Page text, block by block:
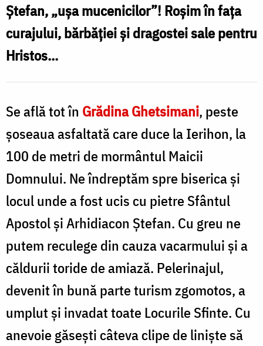
Cleopa
la
Locurile
Foto:
Florentina
Mardari
Ștefan, „ușa mucenicilor”! Roșim în fața
curajului, bărbăției și dragostei sale pentru
Hristos...
Se află tot în Grădina Ghetsimani, peste
șoseaua asfaltată care duce la Ierihon, la
100 de metri de mormântul Maicii
Domnului. Ne îndreptăm spre biserica și
locul unde a fost ucis cu pietre Sfântul
Apostol și Arhidiacon Ștefan. Cu greu ne
putem reculege din cauza vacarmului și a
căldurii toride de amiază. Pelerinajul,
devenit în bună parte turism zgomotos, a
umplut și invadat toate Locurile Sfinte. Cu
anevoie găsești câteva clipe de liniște să